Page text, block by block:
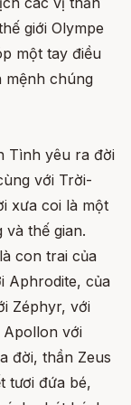
giới Olympe
một tay điều
mệnh chúng
Tình yêu ra đời
với Trời-
xưa coi là một
thế gian.
con trai của
Aphrodite, của
Zéphyr, với
Apollon với
đời, thần Zeus
tươi đứa bé,